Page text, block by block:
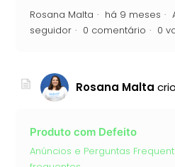
Rosana Malta há 9 meses
seguidor
0 comentário 0
Rosana Malta
Produto com Defeito
Anúncios e Perguntas